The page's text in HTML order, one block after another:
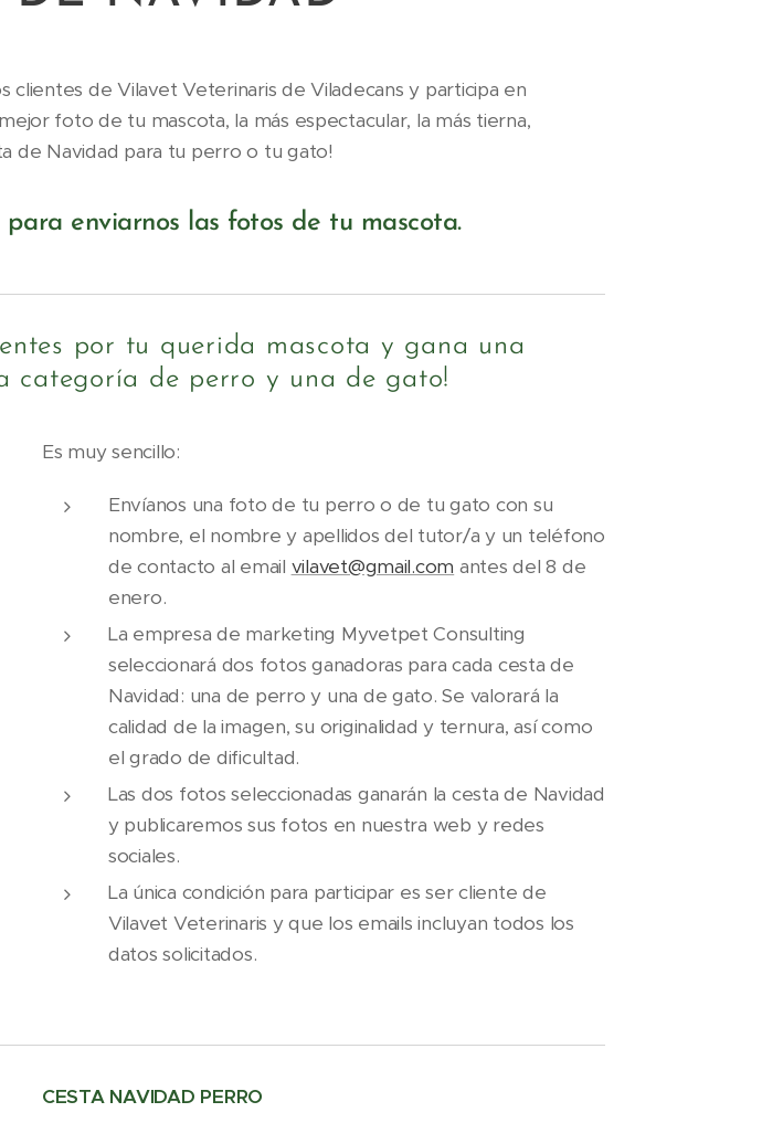
de Vilavet Veterinaris de Viladecans y participa en
foto de tu mascota, la más espectacular, la más tierna,
de Navidad para tu perro o tu gato!
enviarnos las fotos de tu mascota.
por tu querida mascota y gana una
categoría de perro y una de gato!
Es muy sencillo:
Envíanos una foto de tu perro o de tu gato con su
nombre, el nombre y apellidos del tutor/a y un teléfono
de contacto al email vilavet@gmail.com antes del 8 de
enero.
La empresa de marketing Myvetpet Consulting
seleccionará dos fotos ganadoras para cada cesta de
Navidad: una de perro y una de gato. Se valorará la
calidad de la imagen, su originalidad y ternura, así como
el grado de dificultad.
Las dos fotos seleccionadas ganarán la cesta de Navidad
y publicaremos sus fotos en nuestra web y redes
sociales.
La única condición para participar es ser cliente de
Vilavet Veterinaris y que los emails incluyan todos los
datos solicitados.
CESTA NAVIDAD PERRO